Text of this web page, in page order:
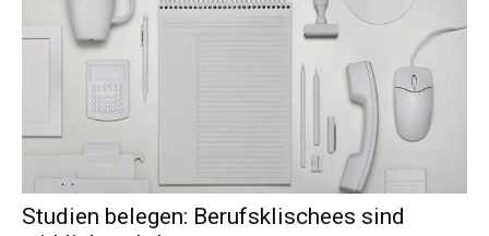
Studien belegen: Berufsklischees sind